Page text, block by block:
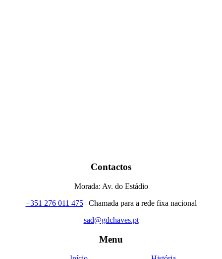
Contactos
Morada: Av. do Estádio
+351 276 011 475| Chamada para a rede fixa nacional
sad@gdchaves.pt
Menu